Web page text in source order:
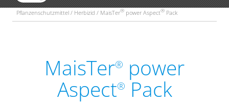
Pflanzenschutzmittel / Herbizid / MaisTer® power Aspect® Pack
MaisTer® power
Aspect® Pack